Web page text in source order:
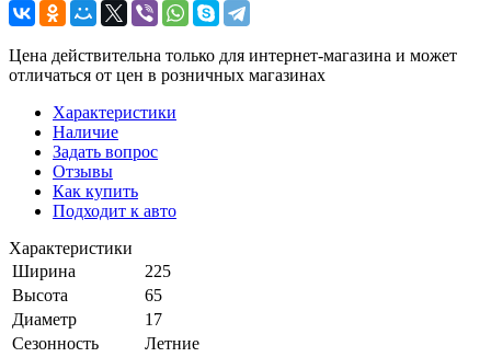
Цена действительна только для интернет-магазина и может
отличаться от цен в розничных магазинах
Характеристики
Наличие
Задать вопрос
Отзывы
Как купить
Подходит к авто
Характеристики
Ширина
225
Высота
65
Диаметр
17
Сезонность
Летние